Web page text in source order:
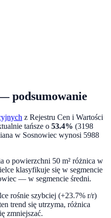
podsumowanie
z Rejestru Cen i Wartości
tańsze o 53.4% (3198
w Sosnowiec wynosi 5988
o powierzchni 50 m² różnica w
klasyfikuje się w segmencie
— w segmencie średni.
rośnie szybciej (+23.7% r/r)
trend się utrzyma, różnica
zmniejszać.